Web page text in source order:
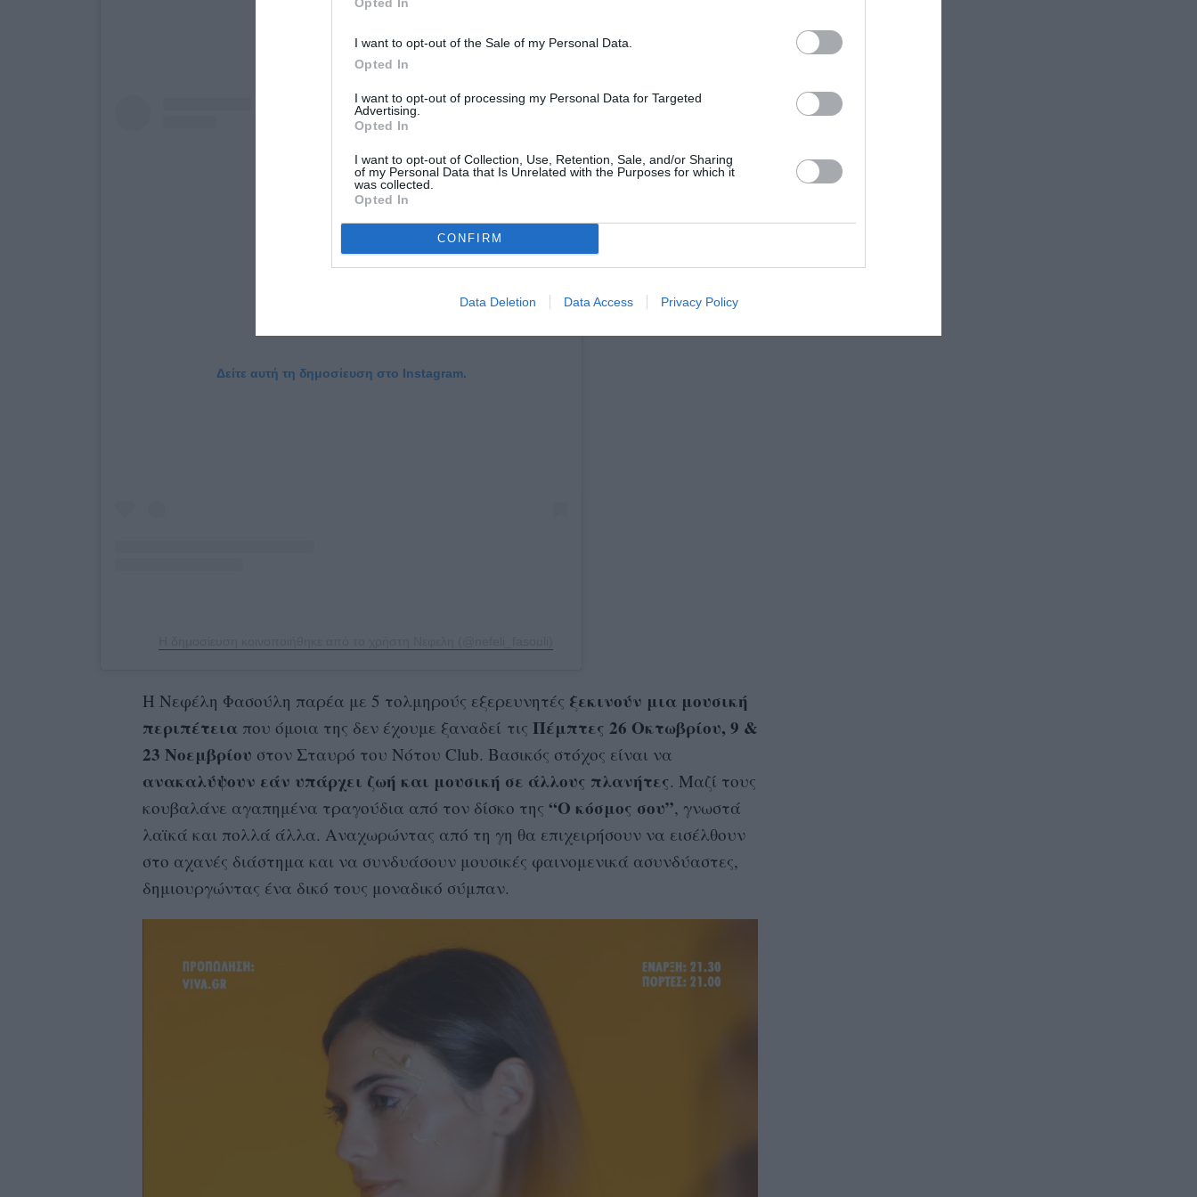
I want to opt-out of the Sale of my Personal Data.
Opted In
I want to opt-out of processing my Personal Data for Targeted
Advertising.
Opted In
I want to opt-out of Collection, Use, Retention, Sale, and/or Sharing
of my Personal Data that Is Unrelated with the Purposes for which it
was collected.
Opted In
CONFIRM
Data Deletion Data Access Privacy Policy
Δείτε αυτή τη δημοσίευση στο Instagram.
Η Νεφέλη Φασούλη παρέα με 5 τολμηρούς εξερευνητές ξεκινούν μια μουσική
περιπέτειαπου όμοια της δεν έχουμε ξαναδεί τις Πέμπτες 26 Οκτωβρίου, 9 &
23 Νοεμβρίου στον Σταυρό του Νότου Club. Βασικός στόχος είναι να
ανακαλύψουν εάν υπάρχει ζωή και μουσική σε άλλους πλανήτες. Μαζί τους
κουβαλάνε αγαπημένα τραγούδια από τον δίσκο της “Ο κόσμος σου”, γνωστά
λαϊκά και πολλά άλλα. Αναχωρώντας από τη γη θα επιχειρήσουν να εισέλθουν
στο αχανές διάστημα και να συνδυάσουν μουσικές φαινομενικά ασυνδύαστες,
δημιουργώντας ένα δικό τους μοναδικό σύμπαν.